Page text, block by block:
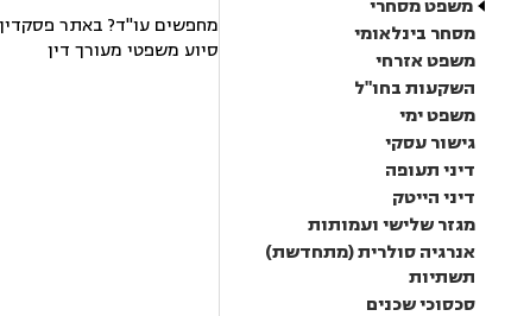
משפט מסחרי
מסחר בינלאומי
משפט אזרחי
השקעות בחו"ל
משפט ימי
גישור עסקי
דיני תעופה
דיני הייטק
מגזר שלישי ועמותות
אנרגיה סולרית (מתחדשת)
תשתיות
סכסוכי שכנים
מחפשים עו"ד? באתר פסקדין
סיוע משפטי מעורך דין